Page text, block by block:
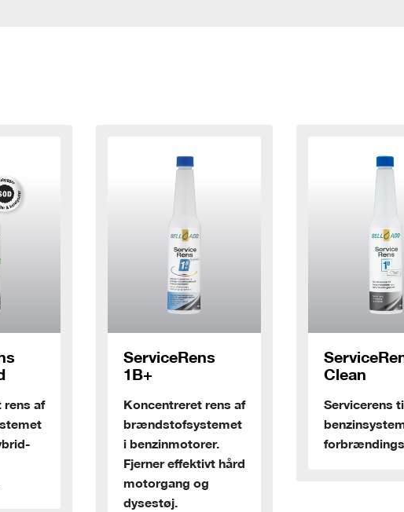
ServiceRens
Koncentreret rens af
brændstofsystemet
i benzinmotorer.
Fjerner effektivt hård
ServiceRens 1B
Servicerens til
benzinsystem og
forbrændingsrum.